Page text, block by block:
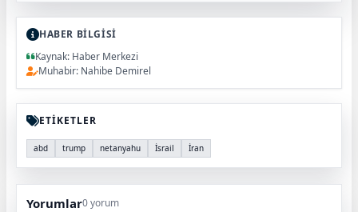
HABER BİLGİSİ
Kaynak: Haber Merkezi
Muhabir: Nahibe Demirel
ETİKETLER
abd trump netanyahu İsrail İran
Yorumlar0 yorum